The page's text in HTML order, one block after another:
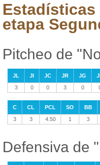
Estadísticas
etapa
Pitcheo de
JL JI JC JR JG
3
0 0 3 0
C CL PCL SO
BB
3
3 4.50 1 3
Defensiva de